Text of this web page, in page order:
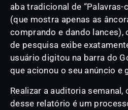
aba tradicional de “Palavras-
(que mostra apenas as
comprando e dando lances),
de pesquisa exibe
usuário digitou na barra do
que acionou o seu anúncio e
Realizar a auditoria semanal,
desse relatório é um